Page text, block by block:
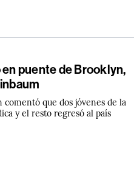
puente de Brooklyn,
comentó que dos jóvenes de la
y el resto regresó al país